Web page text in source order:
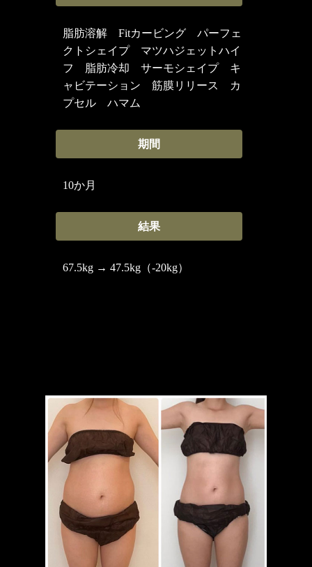
脂肪溶解 Fitカービング パーフェ
クトシェイプ マツハジェットハイ
フ 脂肪冷却 サーモシェイプ キ
ャビテーション 筋膜リリース カ
プセル ハマム
期間
10か月
結果
67.5kg → 47.5kg（-20kg）